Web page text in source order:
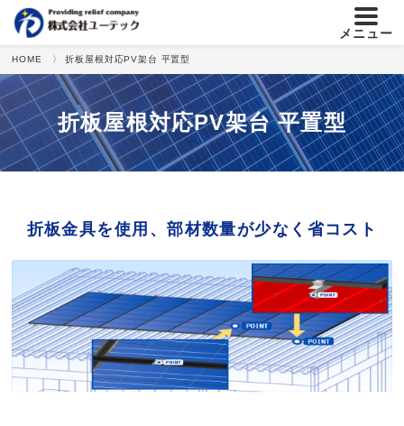
メニュー
HOME 〉 折板屋根対応PV架台 平置型
折板屋根対応PV架台 平置型
折板金具を使用、部材数量が少なく省コスト